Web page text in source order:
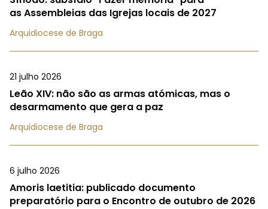
as Assembleias das Igrejas locais de 2027
Arquidiocese de Braga
21 julho 2026
Leão XIV: não são as armas atómicas, mas o
desarmamento que gera a paz
Arquidiocese de Braga
6 julho 2026
Amoris laetitia: publicado documento
preparatório para o Encontro de outubro de 2026